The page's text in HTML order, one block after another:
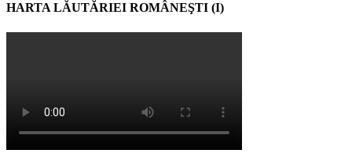
HARTA LĂUTĂRIEI ROMÂNEŞTI (I)